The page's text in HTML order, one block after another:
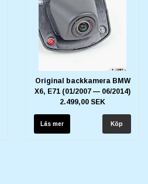
Original backkamera BMW
X6, E71 (01/2007 — 06/2014)
2.499,00 SEK
Läs mer